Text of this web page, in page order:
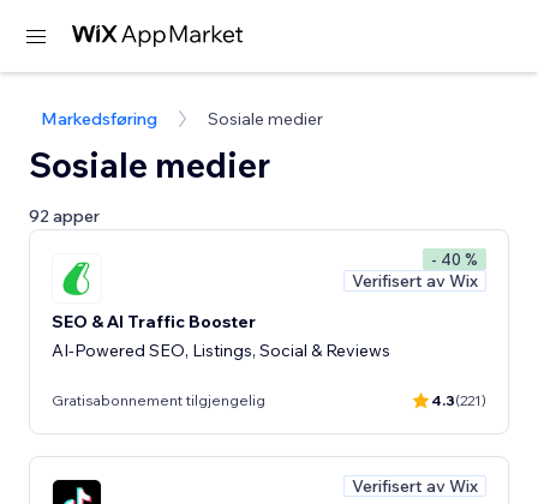
Markedsføring Sosiale medier
Sosiale medier
92 apper
- 40 %
Verifisert av Wix
SEO & AI Traffic Booster
AI-Powered SEO, Listings, Social & Reviews
Gratisabonnement tilgjengelig 4.3(221)
Verifisert av Wix